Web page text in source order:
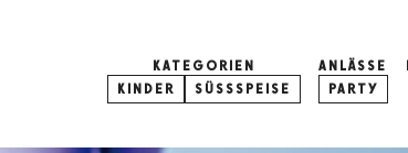
KATEGORIEN
KINDER
SÜSSSPEISE
ANLÄSSE
PARTY